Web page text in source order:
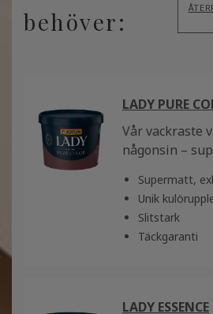
behöver:
LADY PURE
Vår vackraste
någonsin –
Supermatt,
Unik
Slitstark
Täckgaranti
LADY ESSENCE